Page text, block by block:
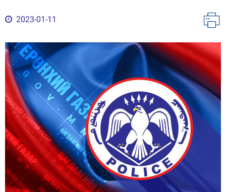
2023-01-11